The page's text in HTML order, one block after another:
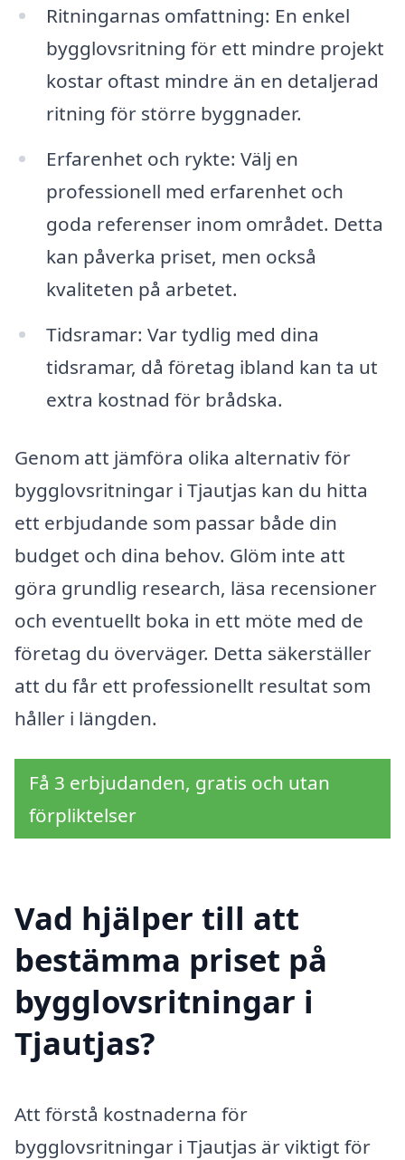
Ritningarnas omfattning: En enkel
bygglovsritning för ett mindre projekt
kostar oftast mindre än en detaljerad
ritning för större byggnader.
Erfarenhet och rykte: Välj en
professionell med erfarenhet och
goda referenser inom området. Detta
kan påverka priset, men också
kvaliteten på arbetet.
Tidsramar: Var tydlig med dina
tidsramar, då företag ibland kan ta ut
extra kostnad för brådska.
Genom att jämföra olika alternativ för
bygglovsritningar i Tjautjas kan du hitta
ett erbjudande som passar både din
budget och dina behov. Glöm inte att
göra grundlig research, läsa recensioner
och eventuellt boka in ett möte med de
företag du överväger. Detta säkerställer
att du får ett professionellt resultat som
håller i längden.
Få 3 erbjudanden, gratis och utan
förpliktelser
Vad hjälper till att
bestämma priset på
bygglovsritningar i
Tjautjas?
Att förstå kostnaderna för
bygglovsritningar i Tjautjas är viktigt för